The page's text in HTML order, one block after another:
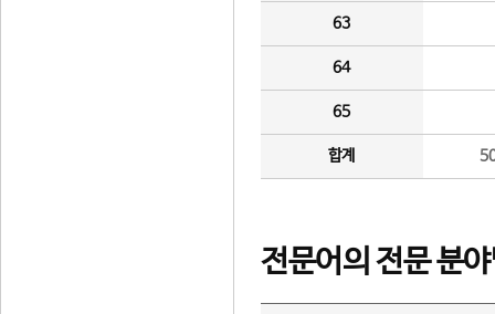
63
64
65
합계
전문어의 전문 분